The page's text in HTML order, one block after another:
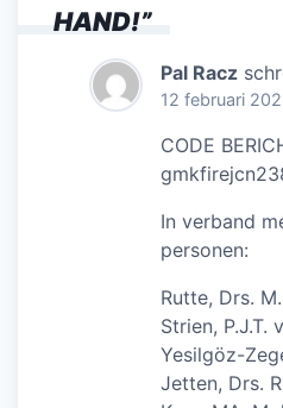
HAND!”
Pal Racz
12 februari
CODE
In verband
personen:
Rutte, Drs.
Strien, P.J.T.
Yesilgöz-
Jetten, Drs.